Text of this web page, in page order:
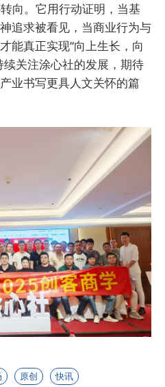
向。它用行动证明，当基
追求被看见，当商业行为与
能真正实现“向上生长，向
关注涂心社的发展，期待
业书写更具人文关怀的篇
原创 快讯